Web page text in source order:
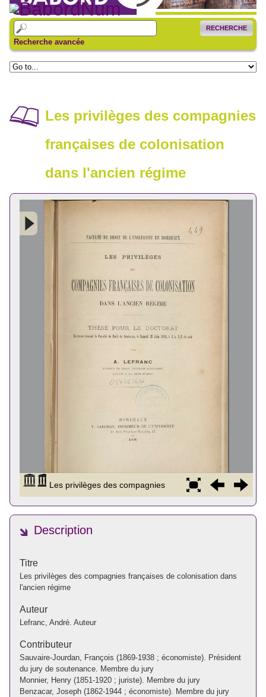
RECHERCHE
Recherche avancée
Les privilèges des compagnies
françaises de colonisation
dans l'ancien régime
Description
Titre
Les privilèges des compagnies françaises de colonisation dans
l'ancien régime
Auteur
Lefranc, André. Auteur
Contributeur
Sauvaire-Jourdan, François (1869-1938 ; économiste). Président
du jury de soutenance. Membre du jury
Monnier, Henry (1851-1920 ; juriste). Membre du jury
Benzacar, Joseph (1862-1944 ; économiste). Membre du jury